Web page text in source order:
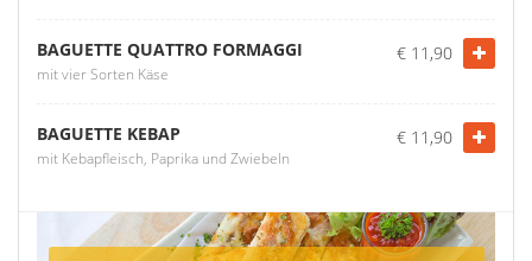
BAGUETTE QUATTRO FORMAGGI
mit vier Sorten Käse
€ 11,90
BAGUETTE KEBAP
mit Kebapfleisch, Paprika und Zwiebeln
€ 11,90